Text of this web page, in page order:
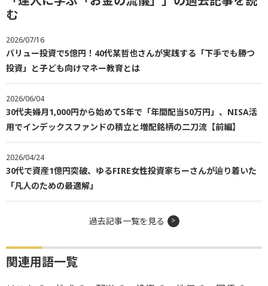
む
2026/07/16
バリュー投資で5億円！40代某哲也さんが実践する「下手でも勝つ
投資」と子ども向けマネー教育とは
2026/06/04
30代夫婦月1,000円から始めて5年で「年間配当50万円」、NISA活
用でインデックスファンドの積立と増配銘柄の二刀流【前編】
2026/04/24
30代で資産1億円突破、ゆるFIRE女性投資家ちーさんが辿り着いた
「凡人のための最適解」
過去記事一覧を見る
関連用語一覧